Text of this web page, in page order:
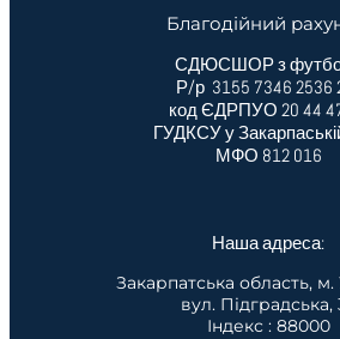
Благодійний
СДЮСШОР з
Р/р 3155 7346 2536
код ЄДРПУО 20 44
ГУДКСУ у
МФО 812 016
Наша адреса:
Закарпатська область,
вул. Підградська,
Індекс : 88000